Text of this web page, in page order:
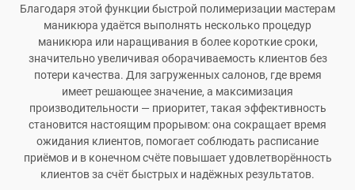
Благодаря этой функции быстрой полимеризации мастерам
маникюра удаётся выполнять несколько процедур
маникюра или наращивания в более короткие сроки,
значительно увеличивая оборачиваемость клиентов без
потери качества. Для загруженных салонов, где время
имеет решающее значение, а максимизация
производительности — приоритет, такая эффективность
становится настоящим прорывом: она сокращает время
ожидания клиентов, помогает соблюдать расписание
приёмов и в конечном счёте повышает удовлетворённость
клиентов за счёт быстрых и надёжных результатов.